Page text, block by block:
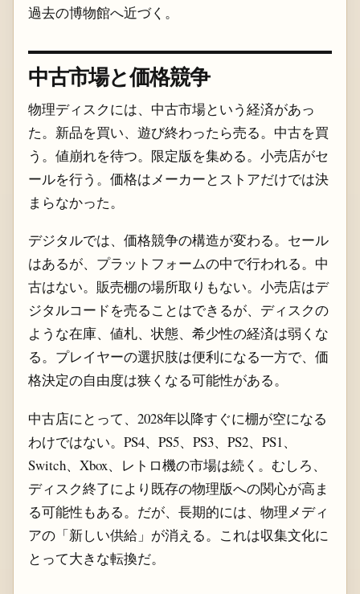
過去の博物館へ近づく。
中古市場と価格競争
物理ディスクには、中古市場という経済があっ
た。新品を買い、遊び終わったら売る。中古を買
う。値崩れを待つ。限定版を集める。小売店がセ
ールを行う。価格はメーカーとストアだけでは決
まらなかった。
デジタルでは、価格競争の構造が変わる。セール
はあるが、プラットフォームの中で行われる。中
古はない。販売棚の場所取りもない。小売店はデ
ジタルコードを売ることはできるが、ディスクの
ような在庫、値札、状態、希少性の経済は弱くな
る。プレイヤーの選択肢は便利になる一方で、価
格決定の自由度は狭くなる可能性がある。
中古店にとって、2028年以降すぐに棚が空になる
わけではない。PS4、PS5、PS3、PS2、PS1、
Switch、Xbox、レトロ機の市場は続く。むしろ、
ディスク終了により既存の物理版への関心が高ま
る可能性もある。だが、長期的には、物理メディ
アの「新しい供給」が消える。これは収集文化に
とって大きな転換だ。